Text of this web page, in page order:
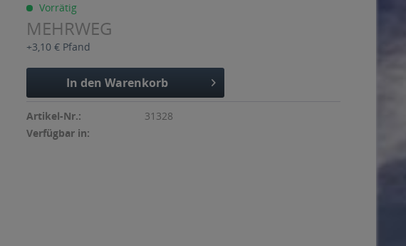
Vorrätig
MEHRWEG
+3,10 € Pfand
In den Warenkorb
Artikel-Nr.:
31328
Verfügbar in: